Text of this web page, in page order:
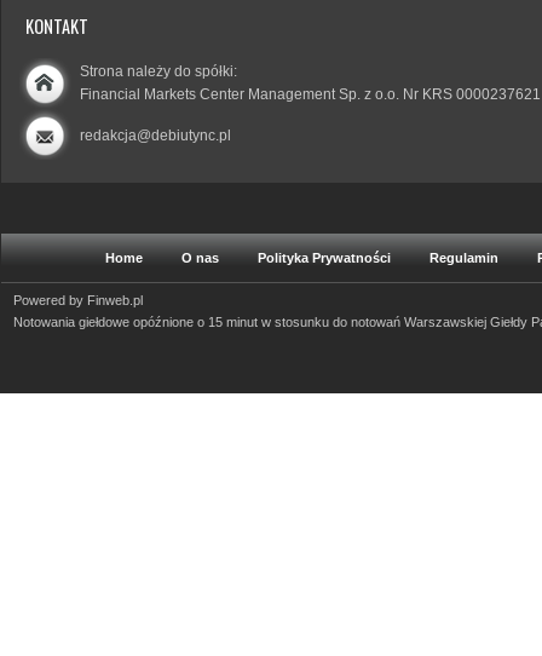
KONTAKT
Strona należy do spółki:
Financial Markets Center Management Sp. z o.o. Nr KRS 0000237621
redakcja@debiutync.pl
Home O nas Polityka Prywatności Regulamin
Powered by Finweb.pl
Notowania giełdowe opóźnione o 15 minut w stosunku do notowań Warszawskiej Giełdy